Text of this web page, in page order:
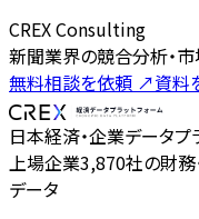
CREX Consulting
新聞業界の競合分析・
無料相談を依頼 ↗資料
日本経済・企業データプ
上場企業3,870社の財務
データ